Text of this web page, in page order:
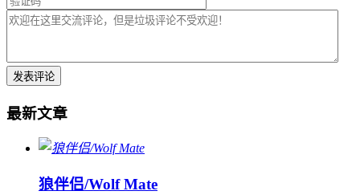
最新文章
狼伴侣/Wolf Mate